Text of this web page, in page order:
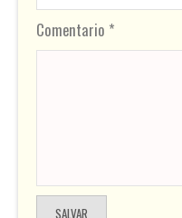
Comentario *